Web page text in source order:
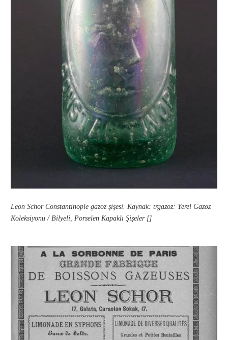
Leon Schor Constantinople gazoz şişesi. Kaynak: trgazoz: Yerel Gazoz
Koleksiyonu / Bilyeli, Porselen Kapaklı Şişeler []